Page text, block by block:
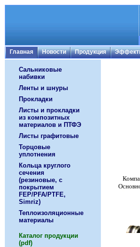
Главная Новости Продукция
Сальниковые
набивки
Ленты и шнуры
Прокладки
Листы и прокладки
из композитных
материалов и ПТФЭ
Листы графитовые
Торцовые
уплотнения
Кольца круглого
сечения
(резиновые, с
покрытием
FEP/PFA/PTFE,
Simriz)
Теплоизоляционные
материалы
Каталог продукции
(pdf)
Основное